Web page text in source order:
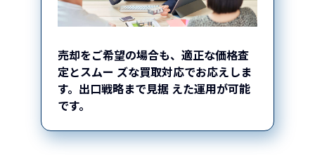
売却をご希望の場合も、適正な価格査
定とスムー ズな買取対応でお応えしま
す。出口戦略まで見据 えた運用が可能
です。